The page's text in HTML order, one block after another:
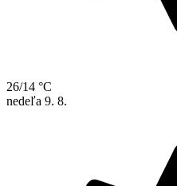
26/14 °C
nedeľa 9. 8.